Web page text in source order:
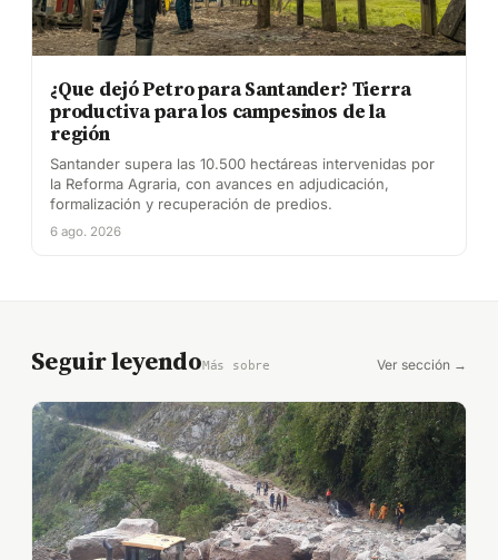
¿Que dejó Petro para Santander? Tierra
productiva para los campesinos de la
región
Santander supera las 10.500 hectáreas intervenidas por
la Reforma Agraria, con avances en adjudicación,
formalización y recuperación de predios.
6 ago. 2026
Seguir leyendoMás sobre Ver sección →